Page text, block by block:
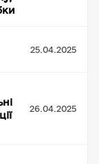
25.04.2025
26.04.2025